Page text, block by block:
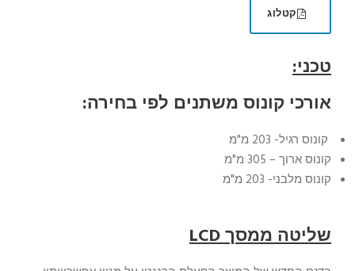
קטלוג
טכני:
אורכי קונוס משתנים לפי בחירה:
קונוס רגיל- 203 מ"מ
קונוס ארוך – 305 מ"מ
קונוס מלבני- 203 מ"מ
שליטה ממסך LCD​